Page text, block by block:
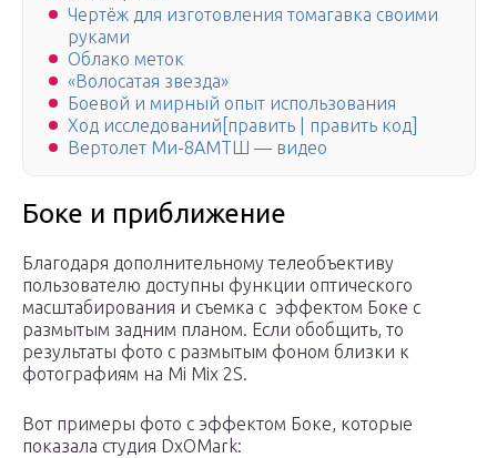
Чертёж для изготовления томагавка своими
руками
Облако меток
«Волосатая звезда»
Боевой и мирный опыт использования
Ход исследований[править | править код]
Вертолет Ми-8АМТШ — видео
Боке и приближение
Благодаря дополнительному телеобъективу
пользователю доступны функции оптического
масштабирования и съемка с эффектом Боке с
размытым задним планом. Если обобщить, то
результаты фото с размытым фоном близки к
фотографиям на Mi Mix 2S.
Вот примеры фото с эффектом Боке, которые
показала студия DxOMark: